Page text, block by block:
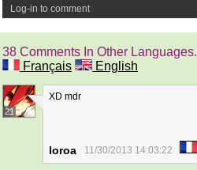
Log-in to comment
38 Comments In Other Languages.
Français
English
21
XD mdr
loroa 11/30/2013 14:03:22